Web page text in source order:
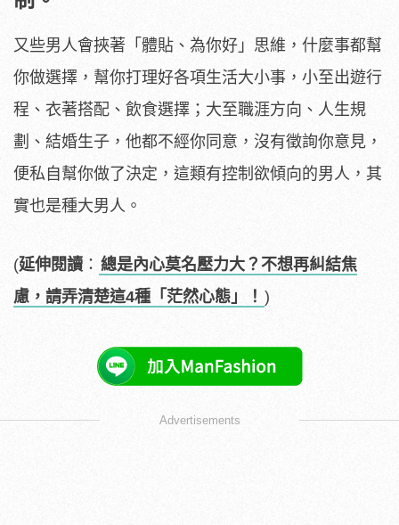
又些男人會挾著「體貼、為你好」思維，什麼事都幫
你做選擇，幫你打理好各項生活大小事，小至出遊行
程、衣著搭配、飲食選擇；大至職涯方向、人生規
劃、結婚生子，他都不經你同意，沒有徵詢你意見，
便私自幫你做了決定，這類有控制欲傾向的男人，其
實也是種大男人。
(延伸閱讀 ： 總是內心莫名壓力大？不想再糾結焦
慮，請弄清楚這4種「茫然心態」！ )
Advertisements